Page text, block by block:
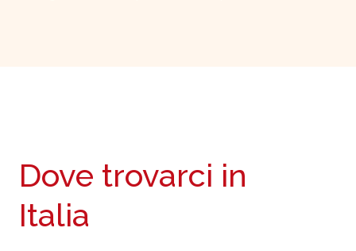
Dove trovarci in
Italia